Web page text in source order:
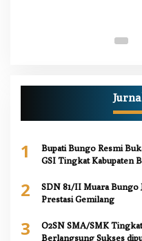
1
Bupati Bungo Resmi
GSI Tingkat Kabupaten
2
SDN 81/II Muara Bungo
Prestasi Gemilang
3
O2SN SMA/SMK
Berlangsung Sukses